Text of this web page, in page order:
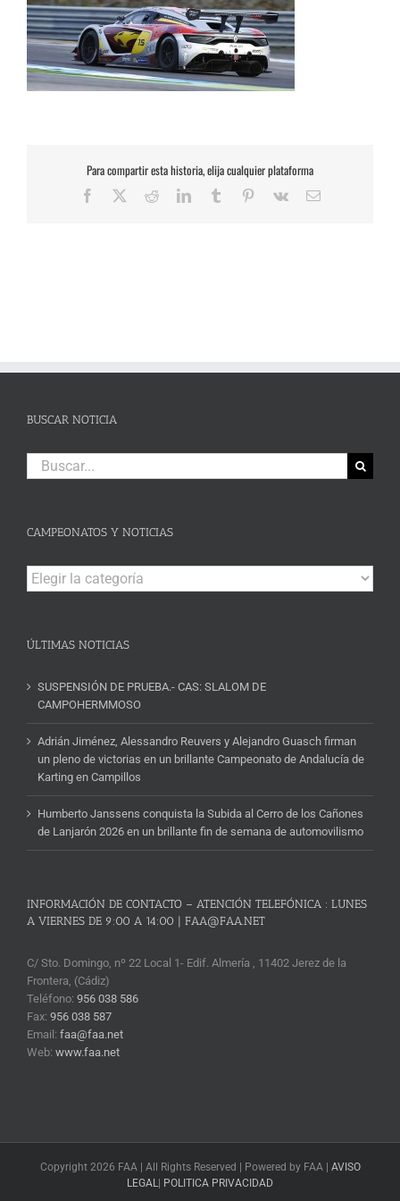
Para compartir esta historia, elija cualquier plataforma
Facebook RedditLinkedInTumblr Pinterest
Vk
Correo
BUSCAR NOTICIA
Buscar:
CAMPEONATOS Y NOTICIAS
Campeonatos
y
ÚLTIMAS NOTICIAS
SUSPENSIÓN DE PRUEBA.- CAS: SLALOM DE
CAMPOHERMMOSO
Adrián Jiménez, Alessandro Reuvers y Alejandro Guasch firman
un pleno de victorias en un brillante Campeonato de Andalucía de
Karting en Campillos
Humberto Janssens conquista la Subida al Cerro de los Cañones
de Lanjarón 2026 en un brillante fin de semana de automovilismo
INFORMACIÓN DE CONTACTO – ATENCIÓN TELEFÓNICA : LUNES
A VIERNES DE 9:00 A 14:00 | FAA@FAA.NET
C/ Sto. Domingo, nº 22 Local 1- Edif. Almería , 11402 Jerez de la
Frontera, (Cádiz)
Teléfono: 956 038 586
Fax: 956 038 587
Email: faa@faa.net
Web: www.faa.net
Copyright 2026 FAA | All Rights Reserved | Powered by FAA | AVISO
LEGAL | POLITICA PRIVACIDAD